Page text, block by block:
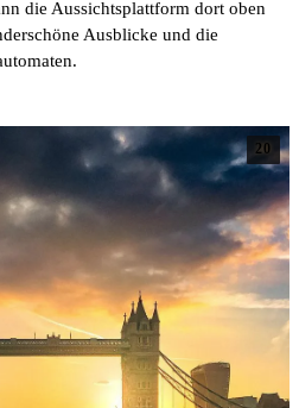
die Aussichtsplattform dort oben
Ausblicke und die
20